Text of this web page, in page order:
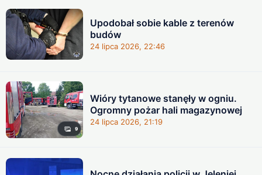
24 lipca 2026, 22:46
Upodobał sobie kable z terenów
budów
9
24 lipca 2026, 21:19
Wióry tytanowe stanęły w ogniu.
Ogromny pożar hali magazynowej